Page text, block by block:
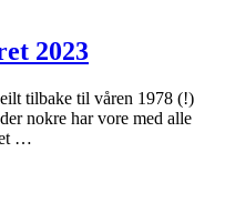
2023
tilbake til våren 1978 (!)
nokre har vore med alle
…